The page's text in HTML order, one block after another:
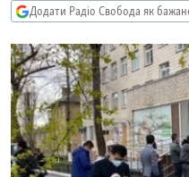
до
КУЛЬТУРА
СПОРТ
УКРАЇНА
СВІТ
КРИМ.РЕАЛІЇ
ТИ ЯК?
СХЕМИ
КИТАЙ.ВИКЛИКИ
МУЛЬТИМЕДІА
Додати Радіо Свобода як